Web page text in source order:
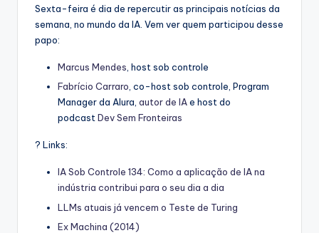
Sexta-feira é dia de repercutir as principais notícias da
semana, no mundo da IA. Vem ver quem participou desse
papo:
Marcus Mendes, host sob controle
Fabrício Carraro, co-host sob controle, Program
Manager da Alura, autor de IAe host do
podcastDev Sem Fronteiras
? Links:
IA Sob Controle 134: Como a aplicação de IA na
indústria contribui para o seu dia a dia
LLMs atuais já vencem o Teste de Turing
Ex Machina (2014)